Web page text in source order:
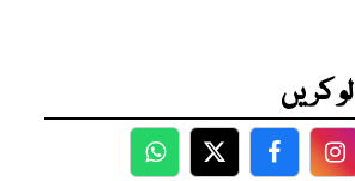
کریں
WhatsApp
Twitter